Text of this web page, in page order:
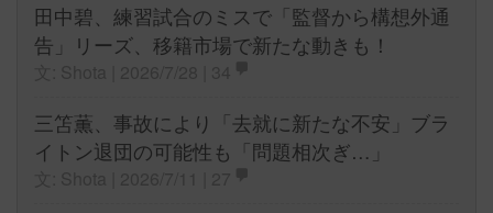
田中碧、練習試合のミスで「監督から構想外通
告」リーズ、移籍市場で新たな動きも！
三笘薫、事故により「去就に新たな不安」ブラ
イトン退団の可能性も「問題相次ぎ…」